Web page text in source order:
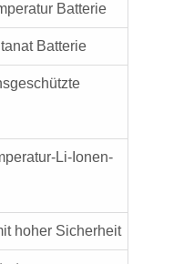
Batterie
Batterie
Li-Ionen-
hoher Sicherheit